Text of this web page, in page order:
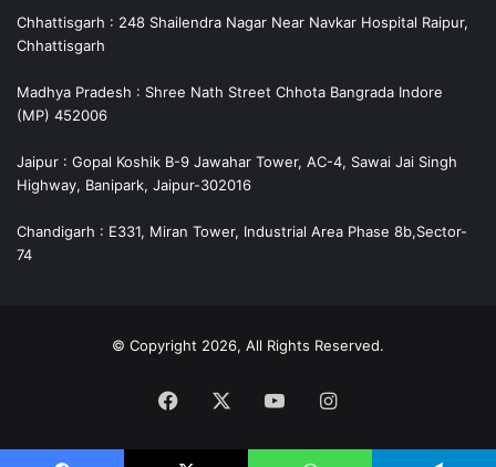
Chhattisgarh : 248 Shailendra Nagar Near Navkar Hospital Raipur,
Chhattisgarh
Madhya Pradesh : Shree Nath Street Chhota Bangrada Indore
(MP) 452006
Jaipur : Gopal Koshik B-9 Jawahar Tower, AC-4, Sawai Jai Singh
Highway, Banipark, Jaipur-302016
Chandigarh : E331, Miran Tower, Industrial Area Phase 8b,Sector-
74
© Copyright 2026, All Rights Reserved.
Facebook YouTubeInstagram